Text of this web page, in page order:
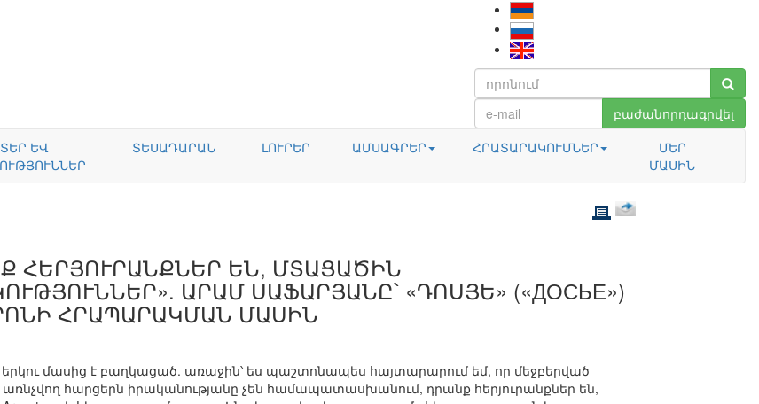
բաժանորդագրվել
ԵՎ
ՏԵՍԱԴԱՐԱՆ ԼՈՒՐԵՐ ԱՄՍԱԳՐԵՐ ՀՐԱՏԱՐԱԿՈՒՄՆԵՐ
ՄԵՐ
ՄԱՍԻՆ
ՀԵՐՅՈՒՐԱՆՔՆԵՐ ԵՆ, ՄՏԱՑԱԾԻՆ
ԱՐԱՄ ՍԱՖԱՐՅԱՆԸ՝ «ԴՈՍՅԵ» («ДОСЬЕ»)
ՀՐԱՊԱՐԱԿՄԱՆ ՄԱՍԻՆ
մասից է բաղկացած. առաջին՝ ես պաշտոնապես հայտարարում եմ, որ մեջբերված
հարցերն իրականությանը չեն համապատասխանում, դրանք հերյուրանքներ են,